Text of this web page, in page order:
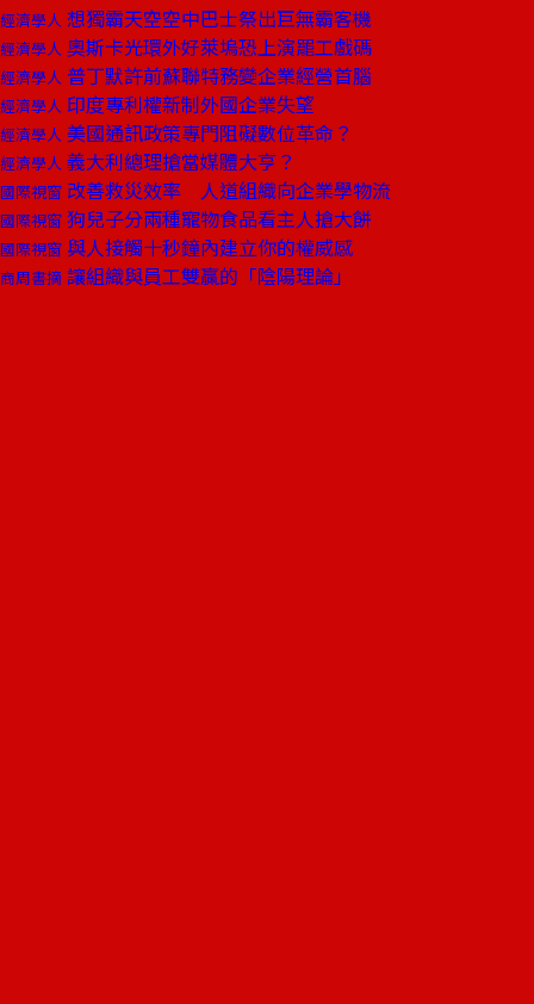
經濟學人 想獨霸天空空中巴士祭出巨無霸客機
經濟學人 奧斯卡光環外好萊塢恐上演罷工戲碼
經濟學人 普丁默許前蘇聯特務變企業經營首腦
經濟學人 印度專利權新制外國企業失望
經濟學人 美國通訊政策專門阻礙數位革命？
經濟學人 義大利總理搶當媒體大亨？
國際視窗 改善救災效率 人道組織向企業學物流
國際視窗 狗兒子分兩種寵物食品看主人搶大餅
國際視窗 與人接觸十秒鐘內建立你的權威感
商周書摘 讓組織與員工雙贏的「陰陽理論」